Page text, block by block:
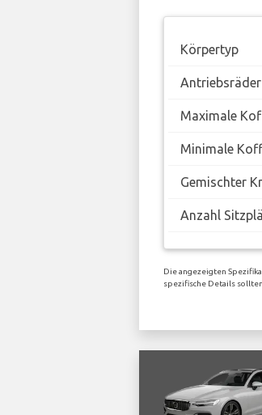
Körpertyp
Antriebsräder
Maximale
Minimale
Gemischter
Anzahl
Die angezeigten
spezifische Details